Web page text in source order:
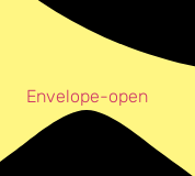
Envelope-open